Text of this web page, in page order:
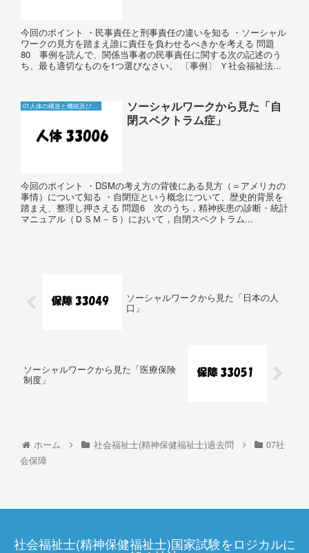
今回のポイント ・民事責任と刑事責任の違いを知る ・ソーシャル
ワークの見方を踏まえ誰に責任を負わせるべきかを考える 問題
80 事例を読んで、関係当事者の民事責任に関する次の記述のう
ち、最も適切なものを1つ選びなさい。 〔事例〕 Ｙ社会福祉法...
01人体の構造と機能及び疾病
ソーシャルワークから見た「自
閉スペクトラム症」
今回のポイント ・DSMの考え方の背後にある見方（＝アメリカの
事情）について知る ・自閉症という概念について、歴史的背景を
踏まえ、整理し押さえる 問題6 次のうち，精神疾患の診断・統計
マニュアル（ＤＳＭ－５）において，自閉スペクトラム...
ソーシャルワークから見た「日本の人
口」
ソーシャルワークから見た「医療保険
制度」
ホーム 社会福祉士(精神保健福祉士)過去問
07社
会保障
社会福祉士(精神保健福祉士)国家試験をロジカルに